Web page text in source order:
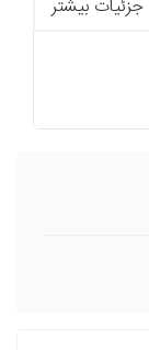
جزئیات بیشتر